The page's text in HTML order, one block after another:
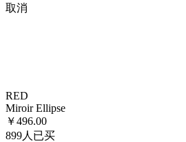
取消
RED
Miroir Ellipse
￥496.00
899人已买